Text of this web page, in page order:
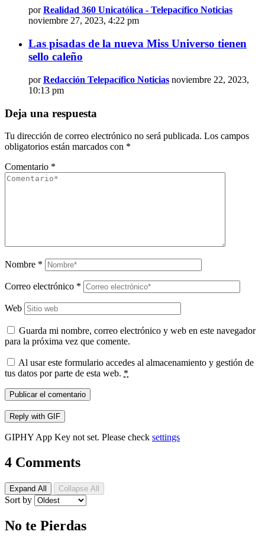
por Realidad 360 Unicatólica - Telepacífico Noticias
noviembre 27, 2023, 4:22 pm
Las pisadas de la nueva Miss Universo tienen
sello caleño
por Redacción Telepacífico Noticias noviembre 22, 2023,
10:13 pm
Deja una respuesta
Tu dirección de correo electrónico no será publicada. Los campos
obligatorios están marcados con *
Comentario *
Nombre *
Correo electrónico *
Web
Guarda mi nombre, correo electrónico y web en este navegador
para la próxima vez que comente.
Al usar este formulario accedes al almacenamiento y gestión de
tus datos por parte de esta web. *
Publicar el comentario
Reply with GIF
GIPHY App Key not set. Please check settings
4 Comments
Expand All Collapse All
Sort by
No te Pierdas